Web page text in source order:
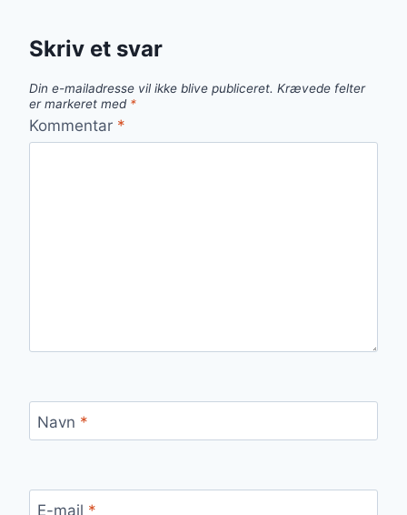
Skriv et svar
Din e-mailadresse vil ikke blive publiceret. Krævede felter
er markeret med *
Kommentar *
Navn *
E-mail *